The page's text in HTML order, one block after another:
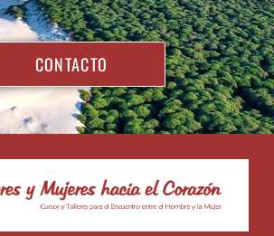
CONTACTO